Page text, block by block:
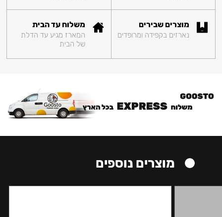
מוצרים שבירים
נארזים בקפידה ומרופדים
משלוח עד הבית
המארז מגיע עד הדלת
של הבית
מוצרים נוספים